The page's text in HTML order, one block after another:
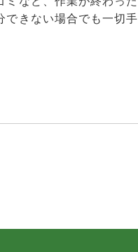
できない場合でも一切手